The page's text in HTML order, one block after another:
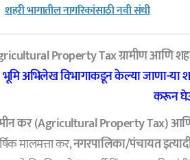
शहरी भागातील नागरिकांसाठी नवी संधी
Property Tax ग्रामीण आणि
भूमि अभिलेख विभागाकडून केल्या जाणा-या
करून
कर (Agricultural Property Tax) आणि
मालमत्ता कर,नगरपालिका/पंचायत